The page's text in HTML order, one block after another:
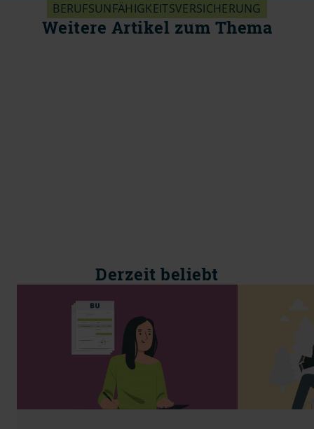
BERUFSUNFÄHIGKEITSVERSICHERUNG
Weitere Artikel zum Thema
Derzeit beliebt